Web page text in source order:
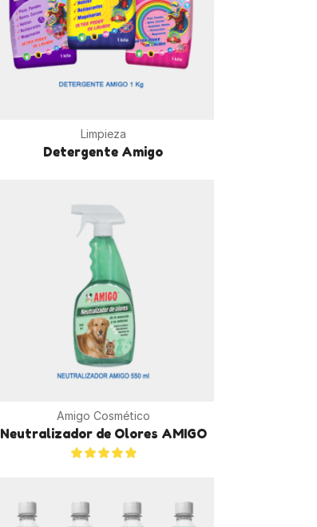
Limpieza
Detergente Amigo
Amigo Cosmético
Neutralizador de Olores AMIGO